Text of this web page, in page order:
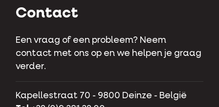
Contact
Een vraag of een probleem? Neem
contact met ons op en we helpen je graag
verder.
Kapellestraat 70 - 9800 Deinze - België